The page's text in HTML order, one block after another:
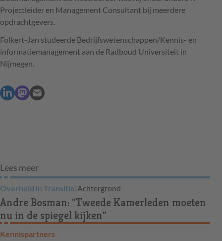
Projectleider en Management Consultant bij meerdere
opdrachtgevers.
Folkert-Jan studeerde Bedrijfswetenschappen/Kennis- en
informatiemanagement aan de Radboud Universiteit in
Nijmegen.
Lees meer
Overheid in Transitie|Achtergrond
Andre Bosman: "Tweede Kamerleden moeten
nu in de spiegel kijken"
Kennispartners